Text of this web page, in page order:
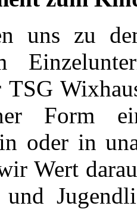
uns zu
TSG
Form
oder in
Wert